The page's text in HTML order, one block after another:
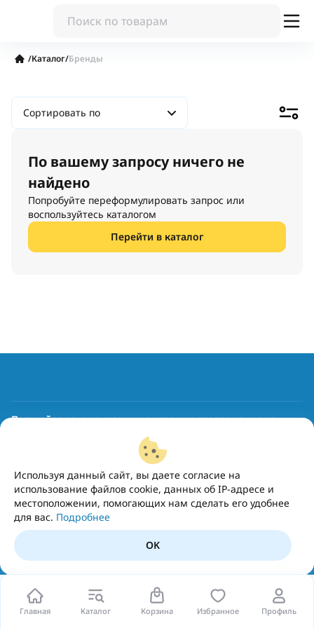
Главная Каталог Корзина Избранное Профиль
/Каталог/Бренды
Сортировать по
По вашему запросу ничего не
найдено
Попробуйте переформулировать запрос или
воспользуйтесь каталогом
Перейти в каталог
Используя данный сайт, вы даете согласие на
использование файлов cookie, данных об IP-адресе и
местоположении, помогающих нам сделать его удобнее
для вас. Подробнее
OK
Получайте рекомендации и выгодные предложения на
Подписаться